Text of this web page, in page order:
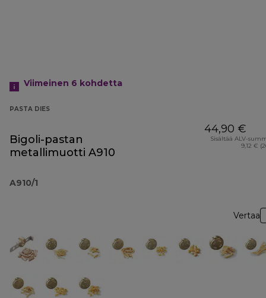
Viimeinen 6 kohdetta
PASTA DIES
Bigoli-pastan
metallimuotti A910
A910/1
44,90 €
Sisältää ALV-
9,12 €
Vertaa